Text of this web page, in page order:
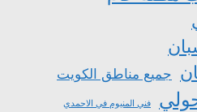
جميع مناطق الكويت
فني المنيوم في الاحمدي